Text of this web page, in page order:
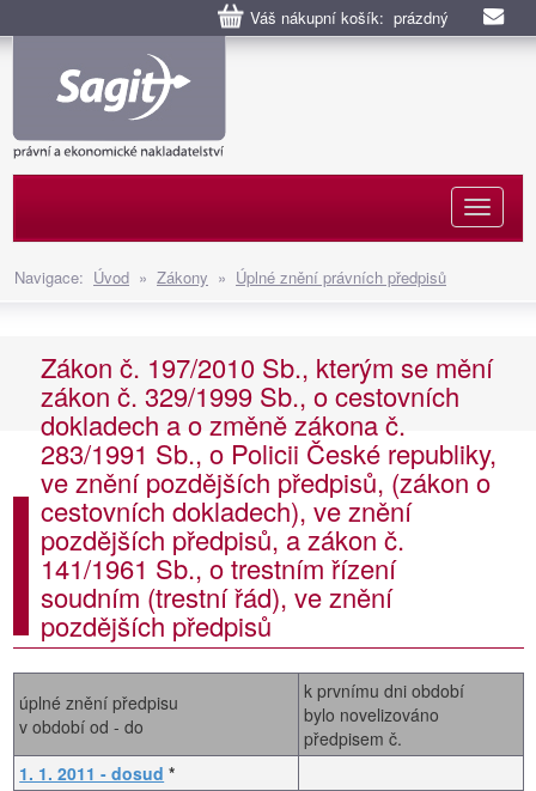
Váš nákupní košík: prázdný
Navigace: Úvod » Zákony » Úplné znění právních předpisů
Zákon č. 197/2010 Sb., kterým se mění
zákon č. 329/1999 Sb., o cestovních
dokladech a o změně zákona č.
283/1991 Sb., o Policii České republiky,
ve znění pozdějších předpisů, (zákon o
cestovních dokladech), ve znění
pozdějších předpisů, a zákon č.
141/1961 Sb., o trestním řízení
soudním (trestní řád), ve znění
pozdějších předpisů
úplné znění předpisu
v období od - do
k prvnímu dni období
bylo novelizováno
předpisem č.
1. 1. 2011 - dosud *